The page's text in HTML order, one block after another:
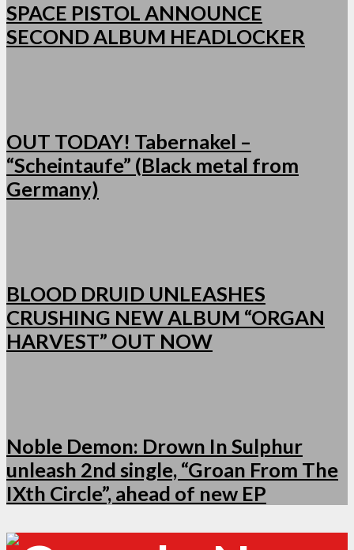
SPACE PISTOL ANNOUNCE
SECOND ALBUM HEADLOCKER
OUT TODAY! Tabernakel –
“Scheintaufe” (Black metal from
Germany)
BLOOD DRUID UNLEASHES
CRUSHING NEW ALBUM “ORGAN
HARVEST” OUT NOW
Noble Demon: Drown In Sulphur
unleash 2nd single, “Groan From The
IXth Circle”, ahead of new EP